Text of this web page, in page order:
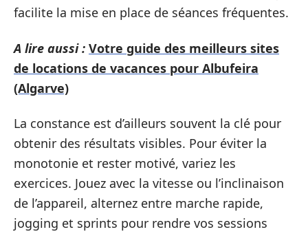
facilite la mise en place de séances fréquentes.
A lire aussi : Votre guide des meilleurs sites
de locations de vacances pour Albufeira
(Algarve)
La constance est d’ailleurs souvent la clé pour
obtenir des résultats visibles. Pour éviter la
monotonie et rester motivé, variez les
exercices. Jouez avec la vitesse ou l’inclinaison
de l’appareil, alternez entre marche rapide,
jogging et sprints pour rendre vos sessions